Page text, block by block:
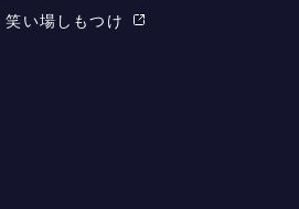
笑い場しもつけ